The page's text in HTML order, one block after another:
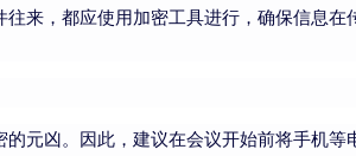
来，都应使用加密工具进行，确保信息
元凶。因此，建议在会议开始前将手机